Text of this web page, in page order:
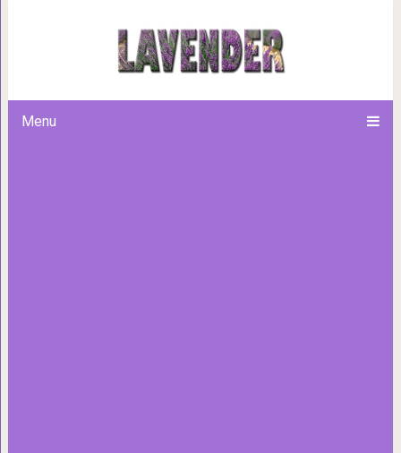
Menu
Не строй иллюзии: 5